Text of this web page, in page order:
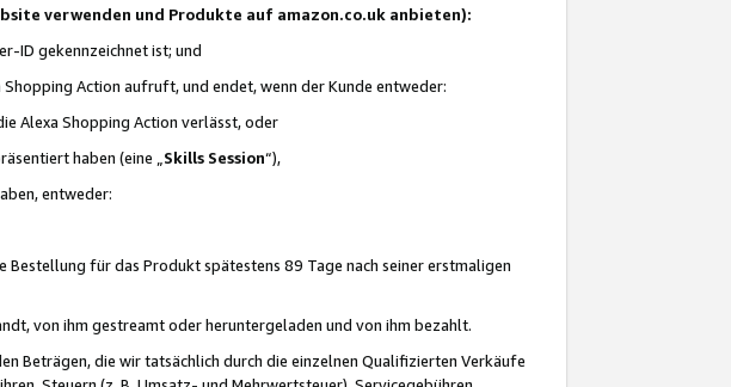
verwenden und Produkte auf amazon.co.uk anbieten):
ID gekennzeichnet ist; und
Action aufruft, und endet, wenn der Kunde entweder:
Alexa Shopping Action verlässt, oder
haben (eine „ Skills Session“),
entweder:
für das Produkt spätestens 89 Tage nach seiner erstmaligen
von ihm gestreamt oder heruntergeladen und von ihm bezahlt.
Beträgen, die wir tatsächlich durch die einzelnen Qualifizierten Verkäufe